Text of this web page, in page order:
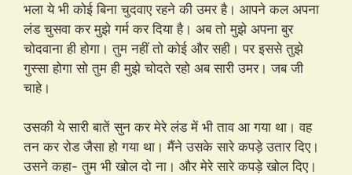
भला ये भी कोई बिना चुदवाए रहने की उमर है। आपने कल अपना
लंड चुसवा कर मुझे गर्म कर दिया है। अब तो मुझे अपना बुर
चोदवाना ही होगा। तुम नहीं तो कोई और सही। पर इससे तुझे
गुस्सा होगा सो तुम ही मुझे चोदते रहो अब सारी उमर। जब जी
चाहे।
उसकी ये सारी बातें सुन कर मेरे लंड में भी ताव आ गया था। वह
तन कर रोड जैसा हो गया था। मैंने उसके सारे कपड़े उतार दिए।
उसने कहा- तुम भी खोल दो ना। और मेरे सारे कपड़े खोल दिए।